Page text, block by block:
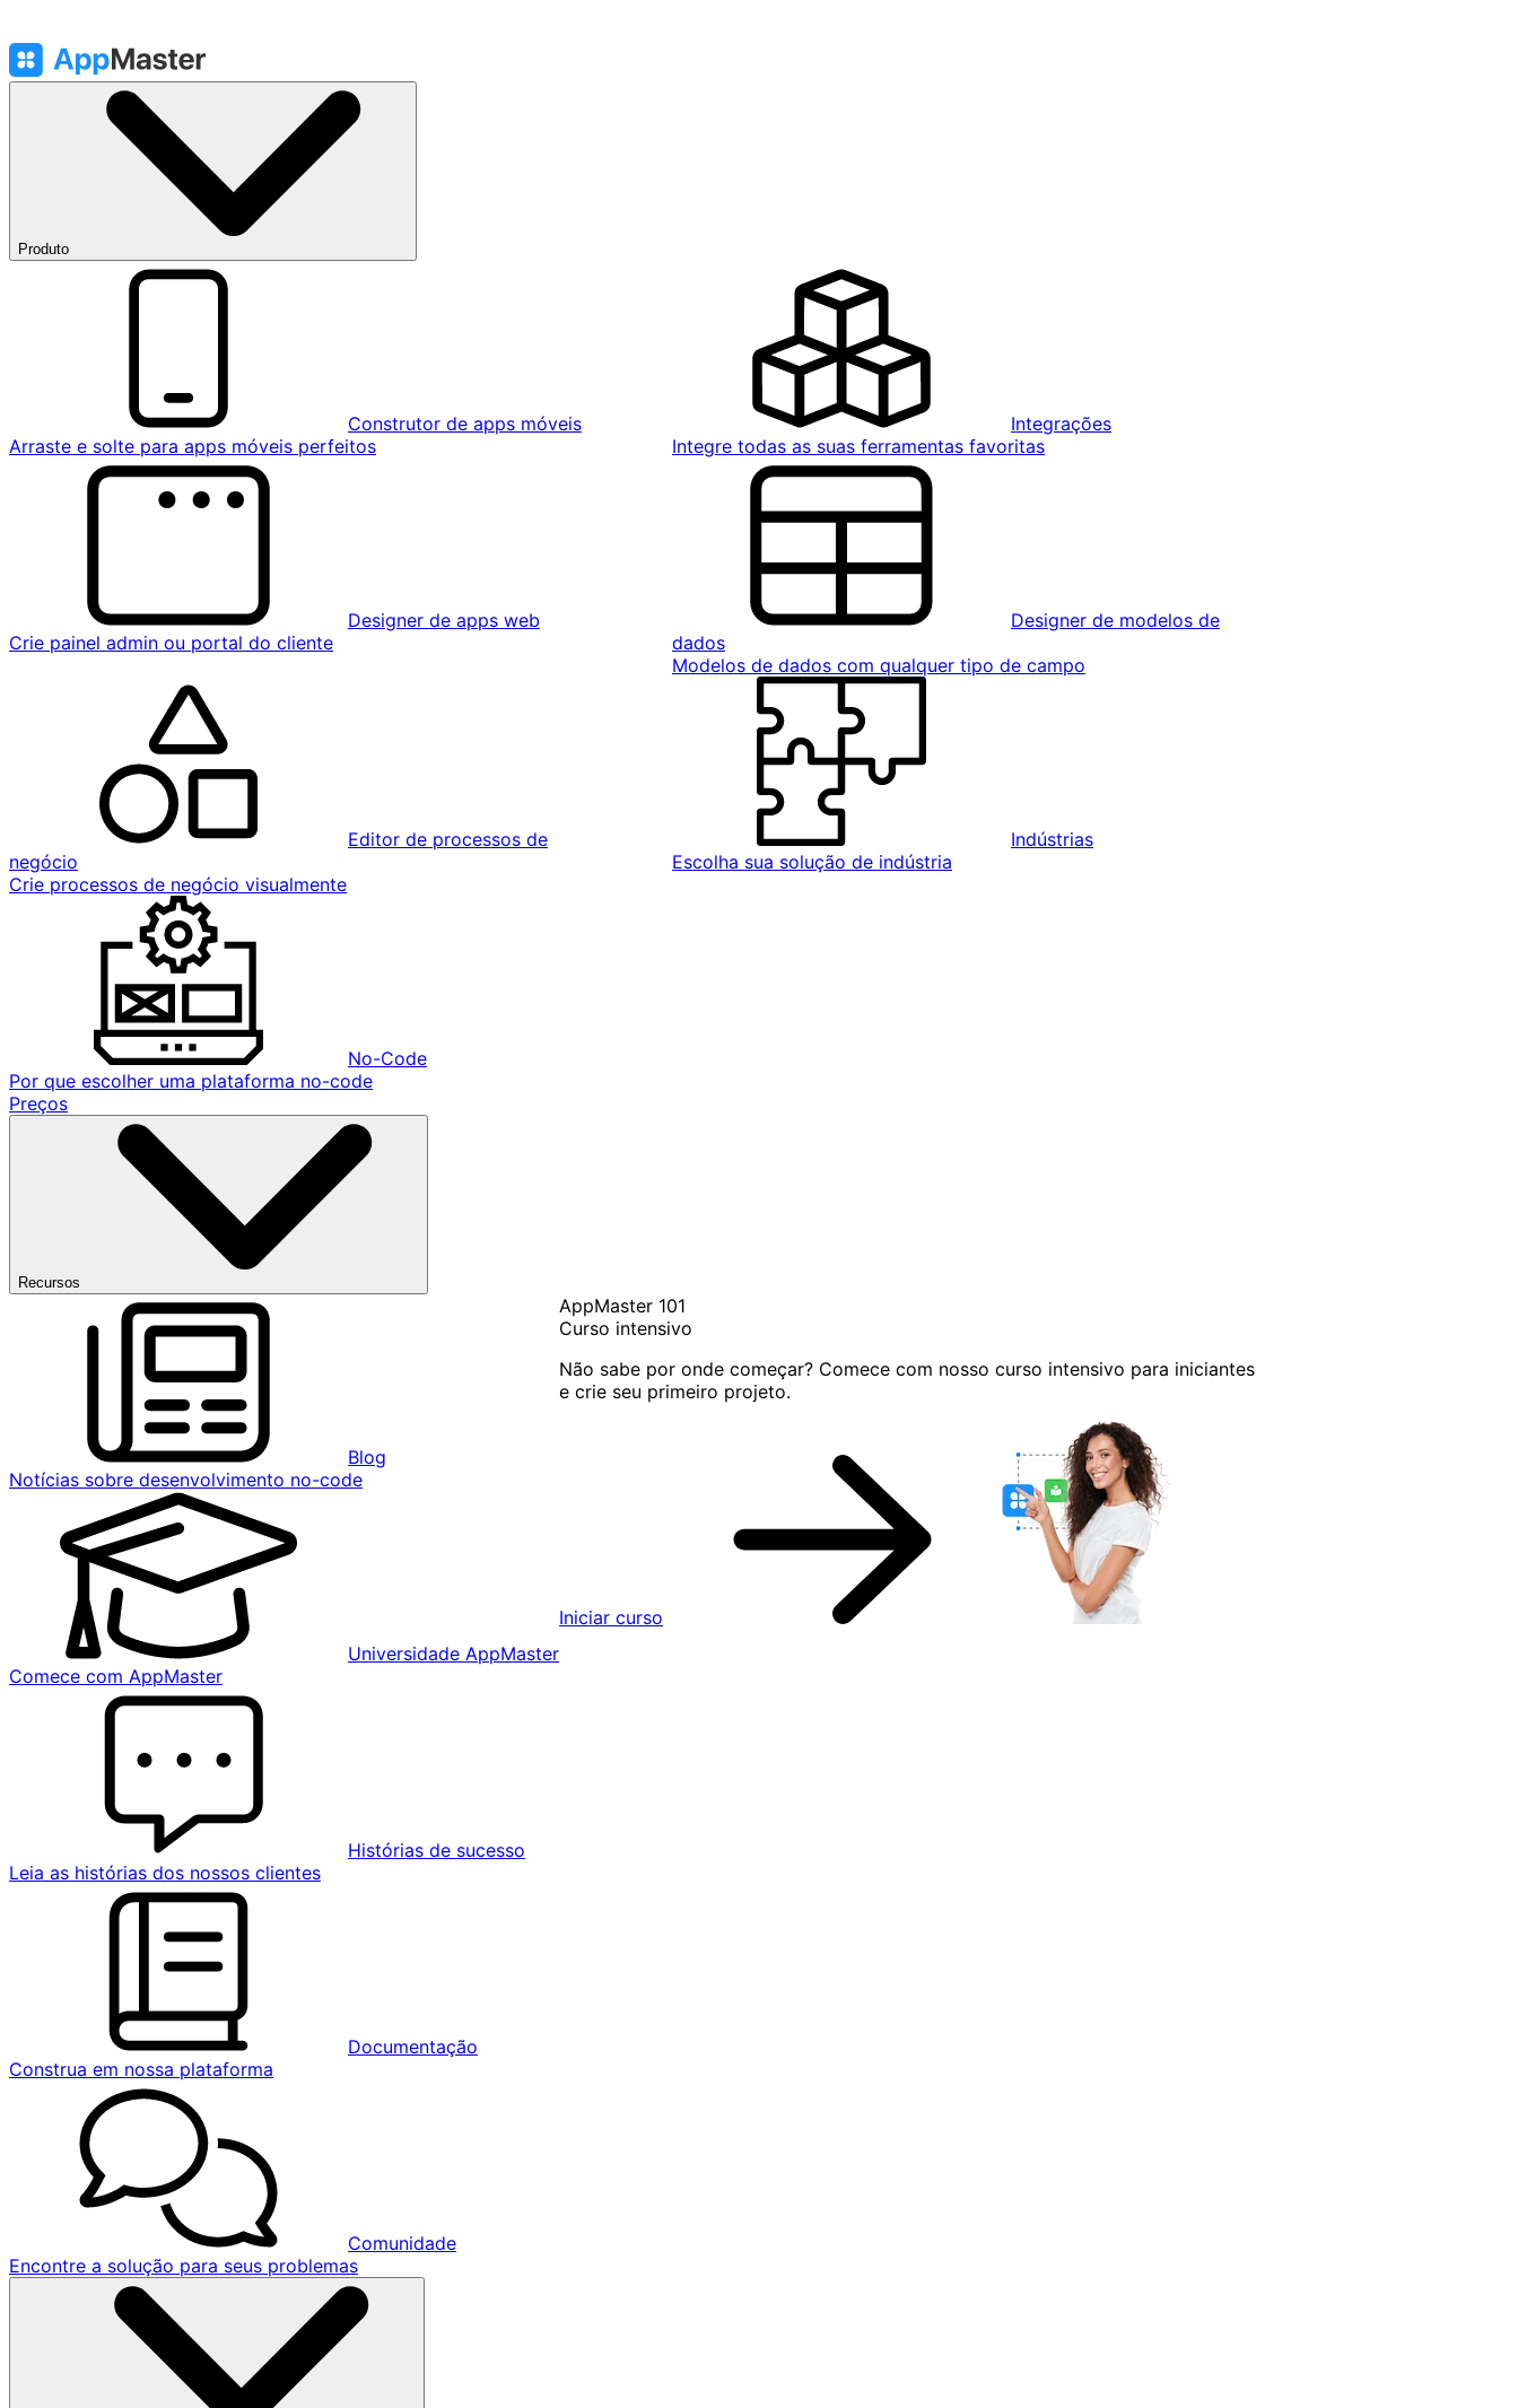
Produto
Construtor de apps móveis
Arraste e solte para apps móveis perfeitos
Integrações
Integre todas as suas ferramentas favoritas
Designer de apps web
Crie painel admin ou portal do cliente
Designer de modelos de
dados
Modelos de dados com qualquer tipo de campo
Editor de processos de
negócio
Crie processos de negócio visualmente
Indústrias
Escolha sua solução de indústria
No-Code
Por que escolher uma plataforma no-code
Preços
Recursos
Blog
Notícias sobre desenvolvimento no-code
Universidade AppMaster
Comece com AppMaster
Histórias de sucesso
Leia as histórias dos nossos clientes
Documentação
Construa em nossa plataforma
Comunidade
Encontre a solução para seus problemas
AppMaster 101
Curso intensivo
Não sabe por onde começar? Comece com nosso curso intensivo para iniciantes
e crie seu primeiro projeto.
Iniciar curso